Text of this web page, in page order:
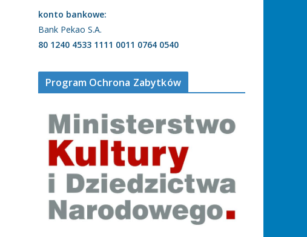
konto bankowe:
Bank Pekao S.A.
80 1240 4533 1111 0011 0764 0540
Program Ochrona Zabytków